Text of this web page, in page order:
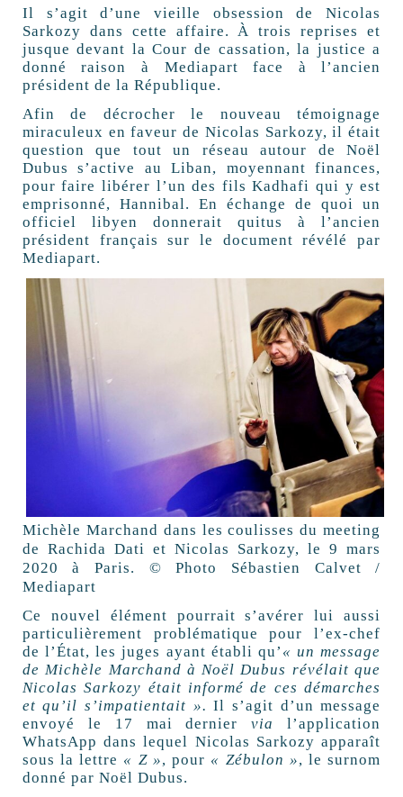
Il s’agit d’une vieille obsession de Nicolas
Sarkozy dans cette affaire. À trois reprises et
jusque devant la Cour de cassation, la justice a
donné raison à Mediapart face à l’ancien
président de la République.
Afin de décrocher le nouveau témoignage
miraculeux en faveur de Nicolas Sarkozy, il était
question que tout un réseau autour de Noël
Dubus s’active au Liban, moyennant finances,
pour faire libérer l’un des fils Kadhafi qui y est
emprisonné, Hannibal. En échange de quoi un
officiel libyen donnerait quitus à l’ancien
président français sur le document révélé par
Mediapart.
Michèle Marchand dans les coulisses du meeting
de Rachida Dati et Nicolas Sarkozy, le 9 mars
2020 à Paris. © Photo Sébastien Calvet /
Mediapart
Ce nouvel élément pourrait s’avérer lui aussi
particulièrement problématique pour l’ex-chef
de l’État, les juges ayant établi qu’ « un message
de Michèle Marchand à Noël Dubus révélait que
Nicolas Sarkozy était informé de ces démarches
et qu’il s’impatientait ».Il s’agit d’un message
envoyé le 17 mai derniervial’application
WhatsApp dans lequel Nicolas Sarkozy apparaît
sous la lettre « Z », pour « Zébulon », le surnom
donné par Noël Dubus.